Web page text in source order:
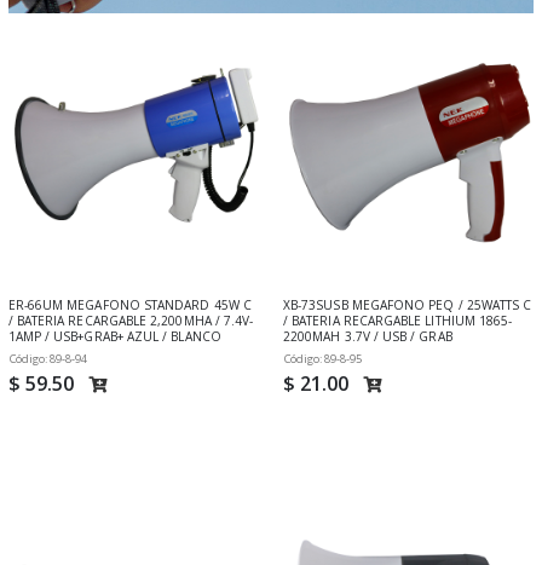
ER-66UM MEGAFONO STANDARD 45W C
/ BATERIA RECARGABLE 2,200MHA / 7.4V-
1AMP / USB+GRAB+ AZUL / BLANCO
Código: 89-8-94
$ 59.50
XB-73SUSB MEGAFONO PEQ / 25WATTS C
/ BATERIA RECARGABLE LITHIUM 1865-
2200MAH 3.7V / USB / GRAB
Código: 89-8-95
$ 21.00